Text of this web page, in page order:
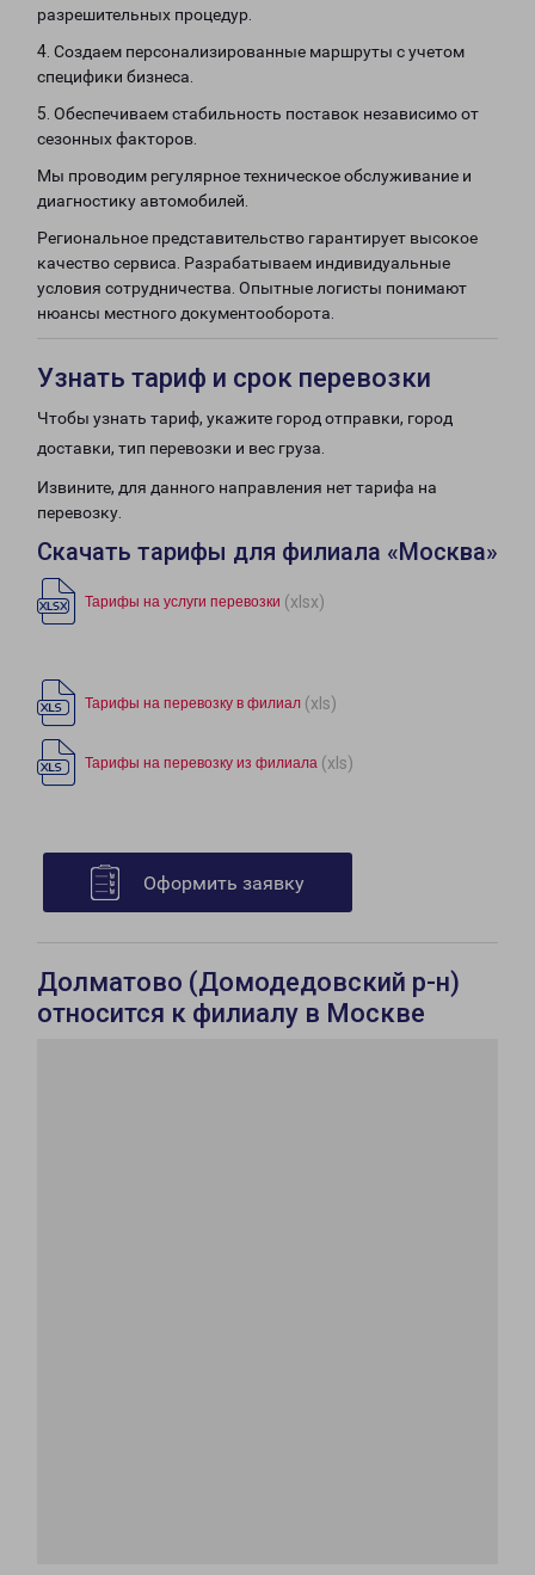
разрешительных процедур.
4. Создаем персонализированные маршруты с учетом
специфики бизнеса.
5. Обеспечиваем стабильность поставок независимо от
сезонных факторов.
Мы проводим регулярное техническое обслуживание и
диагностику автомобилей.
Региональное представительство гарантирует высокое
качество сервиса. Разрабатываем индивидуальные
условия сотрудничества. Опытные логисты понимают
нюансы местного документооборота.
Узнать тариф и срок перевозки
Чтобы узнать тариф, укажите город отправки, город
доставки, тип перевозки и вес груза.
Извините, для данного направления нет тарифа на
перевозку.
Скачать тарифы для филиала «Москва»
Тарифы на услуги перевозки (xlsx)
Тарифы на перевозку в филиал (xls)
Тарифы на перевозку из филиала (xls)
Оформить заявку
Долматово (Домодедовский р-н)
относится к филиалу в Москве